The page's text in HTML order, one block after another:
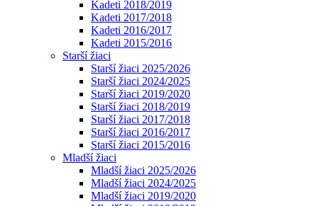
Kadeti 2018/2019
Kadeti 2017/2018
Kadeti 2016/2017
Kadeti 2015/2016
Starší žiaci
Starší žiaci 2025/2026
Starší žiaci 2024/2025
Starší žiaci 2019/2020
Starší žiaci 2018/2019
Starší žiaci 2017/2018
Starší žiaci 2016/2017
Starší žiaci 2015/2016
Mladší žiaci
Mladší žiaci 2025/2026
Mladší žiaci 2024/2025
Mladší žiaci 2019/2020